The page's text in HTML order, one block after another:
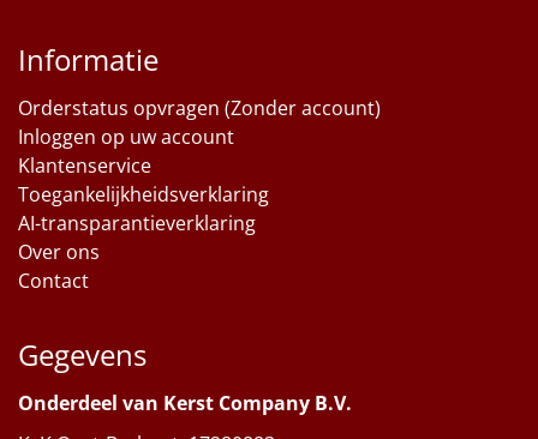
Informatie
Orderstatus opvragen (Zonder account)
Inloggen op uw account
Klantenservice
Toegankelijkheidsverklaring
AI-transparantieverklaring
Over ons
Contact
Gegevens
Onderdeel van Kerst Company B.V.